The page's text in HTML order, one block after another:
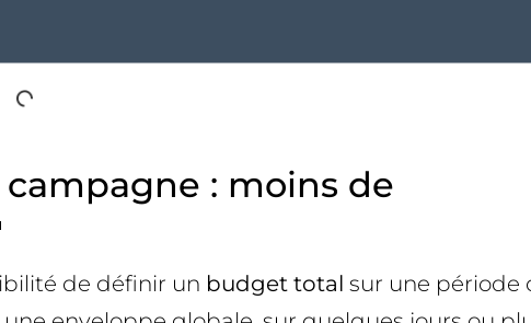
: moins de
de définir un budget total sur une période